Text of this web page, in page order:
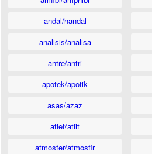
andal/handal
analisis/analisa
antre/antri
apotek/apotik
asas/azaz
atlet/atlit
atmosfer/atmosfir